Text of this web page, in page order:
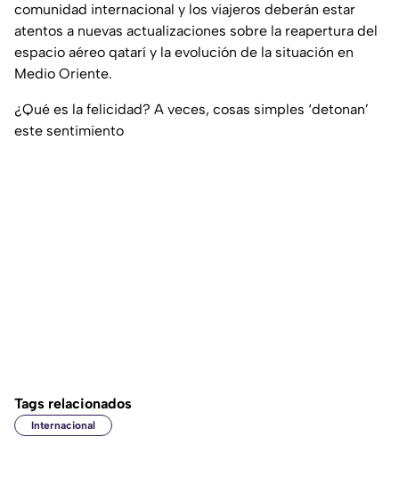
comunidad internacional y los viajeros deberán estar
atentos a nuevas actualizaciones sobre la reapertura del
espacio aéreo qatarí y la evolución de la situación en
Medio Oriente.
¿Qué es la felicidad? A veces, cosas simples ‘detonan’
este sentimiento
Tags relacionados
Internacional